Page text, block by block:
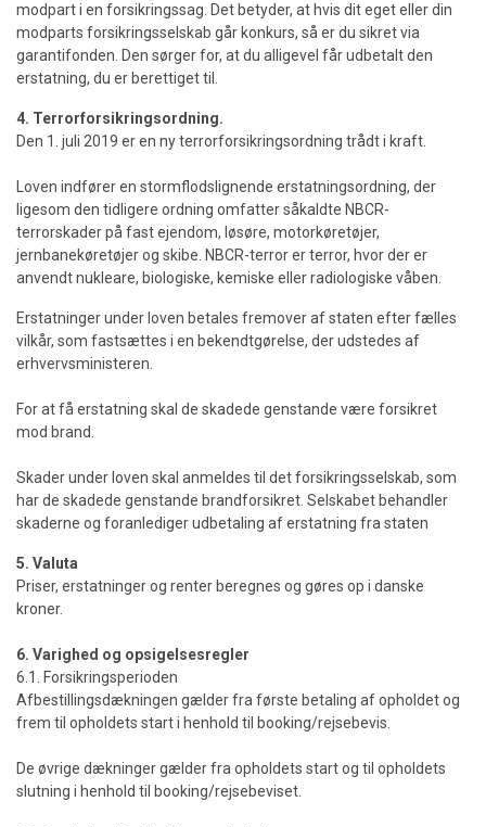
modpart i en forsikringssag. Det betyder, at hvis dit eget eller din
modparts forsikringsselskab går konkurs, så er du sikret via
garantifonden. Den sørger for, at du alligevel får udbetalt den
erstatning, du er berettiget til.
4. Terrorforsikringsordning.
Den 1. juli 2019 er en ny terrorforsikringsordning trådt i kraft.
Loven indfører en stormflodslignende erstatningsordning, der
ligesom den tidligere ordning omfatter såkaldte NBCR-
terrorskader på fast ejendom, løsøre, motorkøretøjer,
jernbanekøretøjer og skibe. NBCR-terror er terror, hvor der er
anvendt nukleare, biologiske, kemiske eller radiologiske våben.
Erstatninger under loven betales fremover af staten efter fælles
vilkår, som fastsættes i en bekendtgørelse, der udstedes af
erhvervsministeren.
For at få erstatning skal de skadede genstande være forsikret
mod brand.
Skader under loven skal anmeldes til det forsikringsselskab, som
har de skadede genstande brandforsikret. Selskabet behandler
skaderne og foranlediger udbetaling af erstatning fra staten
5. Valuta
Priser, erstatninger og renter beregnes og gøres op i danske
kroner.
6. Varighed og opsigelsesregler
6.1. Forsikringsperioden
Afbestillingsdækningen gælder fra første betaling af opholdet og
frem til opholdets start i henhold til booking/rejsebevis.
De øvrige dækninger gælder fra opholdets start og til opholdets
slutning i henhold til booking/rejsebeviset.